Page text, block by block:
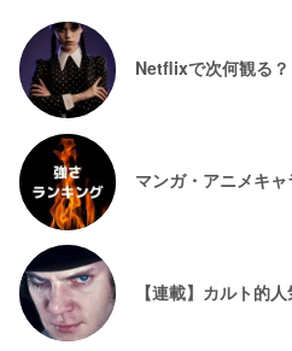
Netflixで次何観る？
マンガ・アニメキ
【連載】カルト的